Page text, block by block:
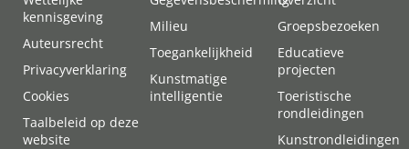
kennisgeving
Auteursrecht
Privacyverklaring
Cookies
Taalbeleid op deze
website
Milieu
Toegankelijkheid
Kunstmatige
intelligentie
Groepsbezoeken
Educatieve
projecten
Toeristische
rondleidingen
Kunstrondleidingen